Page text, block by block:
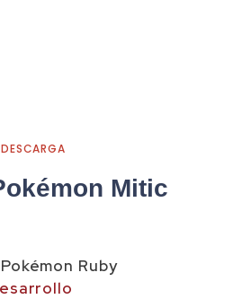
Mitic
Pokémon Ruby